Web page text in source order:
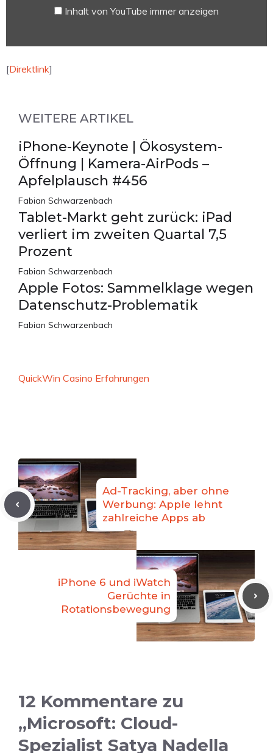
Inhalt von YouTube immer anzeigen
[Direktlink]
WEITERE ARTIKEL
iPhone-Keynote | Ökosystem-
Öffnung | Kamera-AirPods –
Apfelplausch #456
Fabian Schwarzenbach
Tablet-Markt geht zurück: iPad
verliert im zweiten Quartal 7,5
Prozent
Fabian Schwarzenbach
Apple Fotos: Sammelklage wegen
Datenschutz-Problematik
Fabian Schwarzenbach
QuickWin Casino Erfahrungen
Ad-Tracking, aber ohne
Werbung: Apple lehnt
zahlreiche Apps ab
iPhone 6 und iWatch
Gerüchte in
Rotationsbewegung
12 Kommentare zu
„Microsoft: Cloud-
Spezialist Satya Nadella